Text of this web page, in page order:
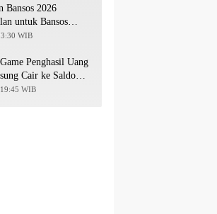
Bansos 2026
untuk Bansos
BLT Kesra
WIB
Penghasil Uang
Cair ke Saldo
WIB